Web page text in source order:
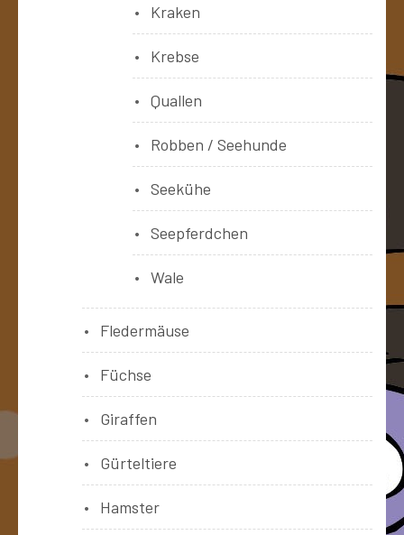
Kraken
Krebse
Quallen
Robben / Seehunde
Seekühe
Seepferdchen
Wale
Fledermäuse
Füchse
Giraffen
Gürteltiere
Hamster